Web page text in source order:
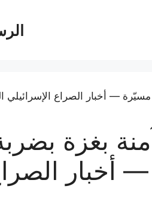
بغزة
أخبار